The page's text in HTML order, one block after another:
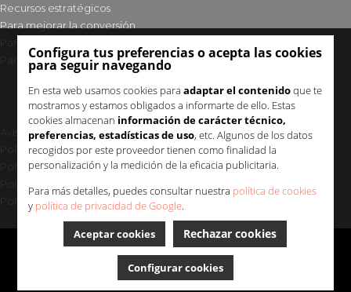
Configura tus preferencias o acepta las cookies
para seguir navegando
En esta web usamos cookies para adaptar el contenidoque te
mostramos y estamos obligados a informarte de ello. Estas
cookies almacenan información de carácter técnico,
preferencias, estadísticas de uso, etc. Algunos de los datos
recogidos por este proveedor tienen como finalidad la
personalización y la medición de la eficacia publicitaria.
Para más detalles, puedes consultar nuestra política de cookies
y política de privacidad de Google.
Aceptar cookies
Rechazar cookies
Configurar cookies
Recursos estratégicos
Para mejorar la conversión
Para mejorar tu visibilidad
Aviso legal y política de privacidad
Política de cookies
Política de seguridad
Política Medioambiental Uup
Uup | Marketing digital © 2025